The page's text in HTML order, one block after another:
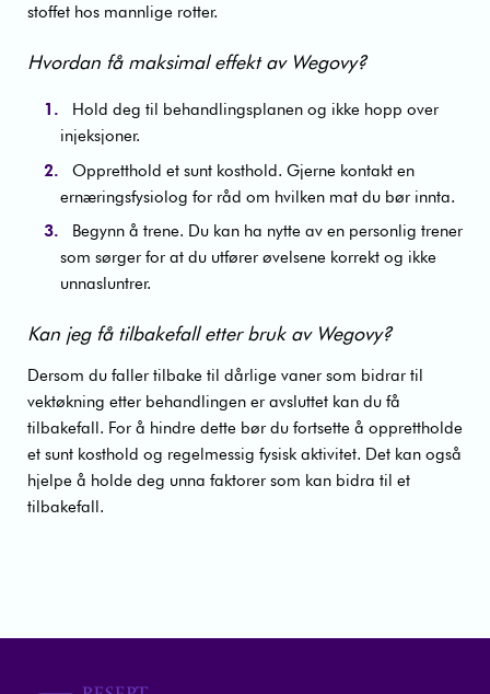
stoffet hos mannlige rotter.
Hvordan få maksimal effekt av Wegovy?
Hold deg til behandlingsplanen og ikke hopp over
injeksjoner.
Oppretthold et sunt kosthold. Gjerne kontakt en
ernæringsfysiolog for råd om hvilken mat du bør innta.
Begynn å trene. Du kan ha nytte av en personlig trener
som sørger for at du utfører øvelsene korrekt og ikke
unnasluntrer.
Kan jeg få tilbakefall etter bruk av Wegovy?
Dersom du faller tilbake til dårlige vaner som bidrar til
vektøkning etter behandlingen er avsluttet kan du få
tilbakefall. For å hindre dette bør du fortsette å opprettholde
et sunt kosthold og regelmessig fysisk aktivitet. Det kan også
hjelpe å holde deg unna faktorer som kan bidra til et
tilbakefall.